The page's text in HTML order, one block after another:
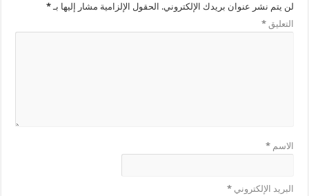
لن يتم نشر عنوان بريدك الإلكتروني. الحقول الإلزامية مشار إليها بـ*
التعليق*
الاسم*
البريد الإلكتروني*